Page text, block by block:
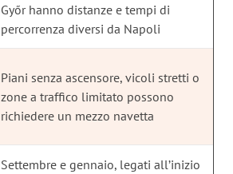
Győr hanno distanze e tempi di
percorrenza diversi da Napoli
Piani senza ascensore, vicoli stretti o
zone a traffico limitato possono
richiedere un mezzo navetta
Settembre e gennaio, legati all’inizio